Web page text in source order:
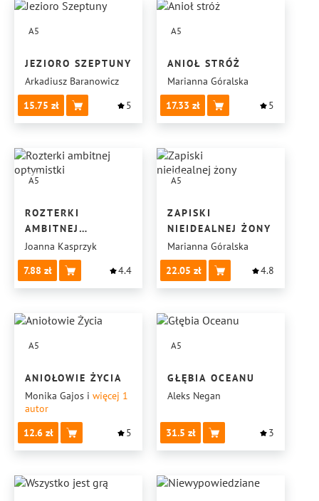
A5
JEZIORO SZEPTUNY
Arkadiusz Baranowicz
15.75
5
A5
ANIOŁ STRÓŻ
Marianna Góralska
17.33
5
A5
ROZTERKI
AMBITNEJ
OPTYMISTKI
Joanna Kasprzyk
7.88
4.4
A5
ZAPISKI
NIEIDEALNEJ ŻONY
Marianna Góralska
22.05
4.8
A5
ANIOŁOWIE ŻYCIA
Monika Gajos i więcej 1
autor
12.6
5
A5
GŁĘBIA OCEANU
Aleks Negan
31.5 3